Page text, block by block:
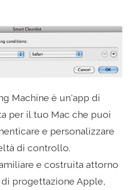
Machine è un'app di
per il tuo Mac che puoi
e personalizzare
di controllo.
e costruita attorno
progettazione Apple,